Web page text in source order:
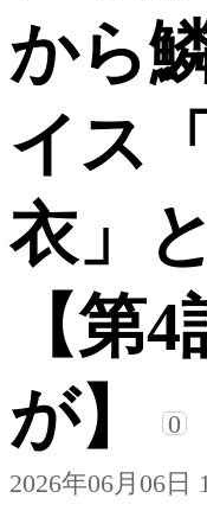
から
イス
衣」
【第
が】
0
2026年06月06日